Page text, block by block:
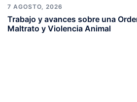
7 AGOSTO, 2026
Trabajo y avances sobre una
Maltrato y Violencia Animal